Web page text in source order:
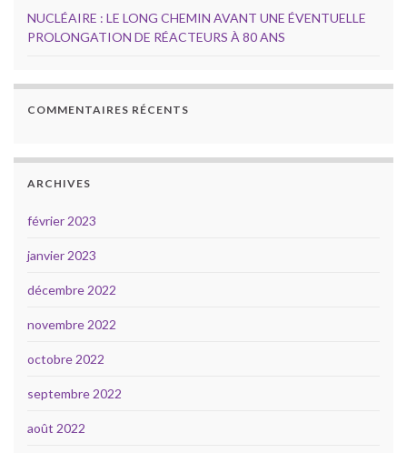
NUCLÉAIRE : LE LONG CHEMIN AVANT UNE ÉVENTUELLE
PROLONGATION DE RÉACTEURS À 80 ANS
COMMENTAIRES RÉCENTS
ARCHIVES
février 2023
janvier 2023
décembre 2022
novembre 2022
octobre 2022
septembre 2022
août 2022